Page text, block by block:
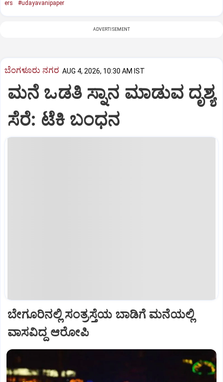
ers
#udayavanipaper
ADVERTISEMENT
ಬೆಂಗಳೂರು ನಗರ AUG 4, 2026, 10:30 AM IST
ಮನೆ ಒಡತಿ ಸ್ನಾನ ಮಾಡುವ ದೃಶ್ಯ
ಸೆರೆ: ಟೆಕಿ ಬಂಧನ
ಬೇಗೂರಿನಲ್ಲಿ ಸಂತ್ರಸ್ತೆಯ ಬಾಡಿಗೆ ಮನೆಯಲ್ಲಿ
ವಾಸವಿದ್ದ ಆರೋಪಿ